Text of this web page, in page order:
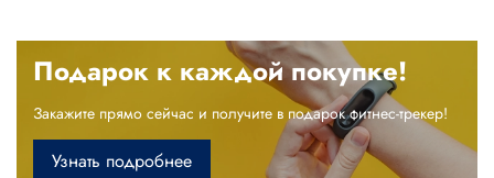
Подарок к каждой покупке!
Закажите прямо сейчас и получите в подарок фитнес-трекер!
Узнать подробнее